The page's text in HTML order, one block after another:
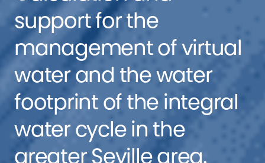
support for the
management of virtual
water and the water
footprint of the integral
water cycle in the
greater Seville area.